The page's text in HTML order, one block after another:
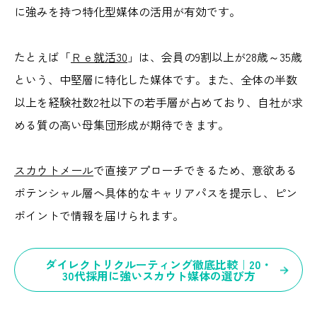
に強みを持つ特化型媒体の活用が有効です。
たとえば「 Ｒｅ就活30 」は、会員の9割以上が28歳～35歳
という、中堅層に特化した媒体です。また、全体の半数
以上を経験社数2社以下の若手層が占めており、自社が求
める質の高い母集団形成が期待できます。
スカウトメールで直接アプローチできるため、意欲ある
ポテンシャル層へ具体的なキャリアパスを提示し、ピン
ポイントで情報を届けられます。
ダイレクトリクルーティング徹底比較｜20・
30代採用に強いスカウト媒体の選び方